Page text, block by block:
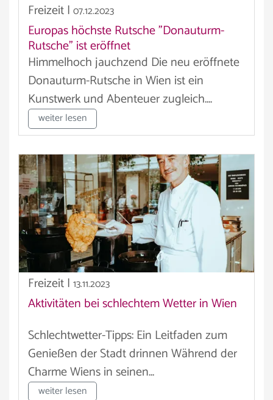
Freizeit | 07.12.2023
Europas höchste Rutsche "Donauturm-
Rutsche" ist eröffnet
Himmelhoch jauchzend Die neu eröffnete
Donauturm-Rutsche in Wien ist ein
Kunstwerk und Abenteuer zugleich....
weiter lesen
Freizeit | 13.11.2023
Aktivitäten bei schlechtem Wetter in Wien
Schlechtwetter-Tipps: Ein Leitfaden zum
Genießen der Stadt drinnen Während der
Charme Wiens in seinen...
weiter lesen